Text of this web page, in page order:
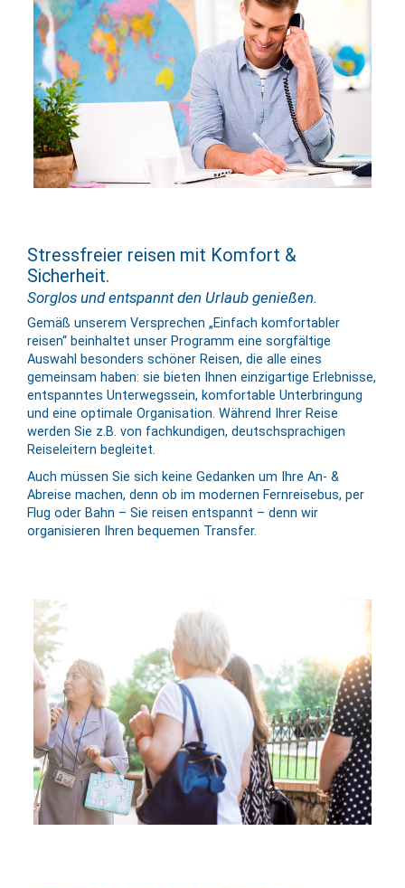
Stressfreier reisen mit Komfort &
Sicherheit.
Sorglos und entspannt den Urlaub genießen.
Gemäß unserem Versprechen „Einfach komfortabler
reisen“ beinhaltet unser Programm eine sorgfältige
Auswahl besonders schöner Reisen, die alle eines
gemeinsam haben: sie bieten Ihnen einzigartige Erlebnisse,
entspanntes Unterwegssein, komfortable Unterbringung
und eine optimale Or­ga­ni­sation. Während Ihrer Reise
werden Sie z.B. von fachkundigen, deutschsprachigen
Reiseleitern begleitet.
Auch müssen Sie sich keine Gedanken um Ihre An- &
Abreise machen, denn ob im modernen Fernreisebus, per
Flug oder Bahn – Sie reisen entspannt – denn wir
organisieren Ihren bequemen Transfer.